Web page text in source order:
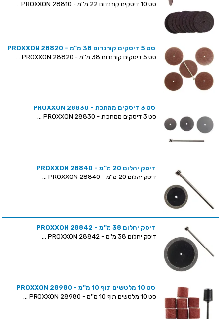
סט 10 דיסקים קורנדום 22 מ''מ - PROXXON 28810 ...
סט 5 דיסקים קורנדום 38 מ''מ - PROXXON 28820
סט 5 דיסקים קורנדום 38 מ''מ - PROXXON 28820 ...
סט 3 דיסקים ממתכת - PROXXON 28830
סט 3 דיסקים ממתכת - PROXXON 28830 ...
דיסק יהלום 20 מ''מ - PROXXON 28840
דיסק יהלום 20 מ''מ - PROXXON 28840 ...
דיסק יהלום 38 מ''מ - PROXXON 28842
דיסק יהלום 38 מ''מ - PROXXON 28842 ...
סט 10 מלטשים תוף 10 מ''מ - PROXXON 28980
סט 10 מלטשים תוף 10 מ''מ - PROXXON 28980 ...